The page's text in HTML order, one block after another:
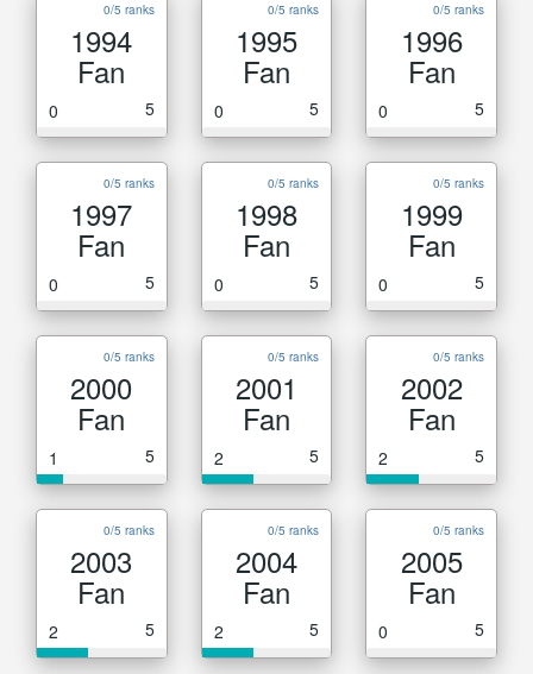
0/5 ranks
1994
Fan
0 5
0/5 ranks
1995
Fan
0 5
0/5 ranks
1996
Fan
0 5
0/5 ranks
1997
Fan
0 5
0/5 ranks
1998
Fan
0 5
0/5 ranks
1999
Fan
0 5
0/5 ranks
2000
Fan
1 5
0/5 ranks
2001
Fan
2 5
0/5 ranks
2002
Fan
2 5
0/5 ranks
2003
Fan
2 5
0/5 ranks
2004
Fan
2 5
0/5 ranks
2005
Fan
0 5